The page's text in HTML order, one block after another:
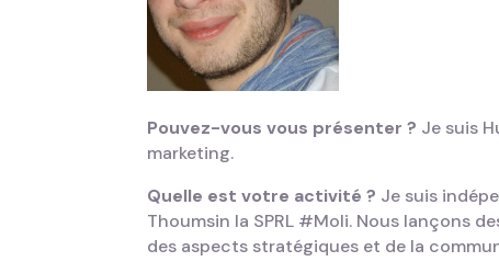
Pouvez-vous vous présenter ? Je suis
marketing.
Quelle est votre activité ? Je suis
Thoumsin la SPRL #Moli. Nous lançons
des aspects stratégiques et de la